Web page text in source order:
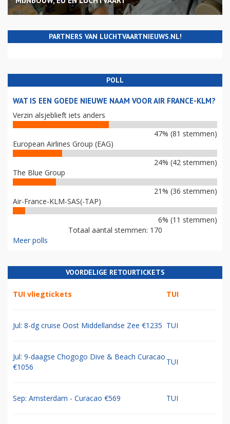
PARTNERS VAN LUCHTVAARTNIEUWS.NL!
POLL
WAT IS EEN GOEDE NIEUWE NAAM VOOR AIR FRANCE-KLM?
Verzin alsjeblieft iets anders
47% (81 stemmen)
European Airlines Group (EAG)
24% (42 stemmen)
The Blue Group
21% (36 stemmen)
Air-France-KLM-SAS(-TAP)
6% (11 stemmen)
Totaal aantal stemmen: 170
Meer polls
VOORDELIGE RETOURTICKETS
TUI vliegtickets TUI
Jul: 8-dg cruise Oost Middellandse Zee €1235 TUI
Jul: 9-daagse Chogogo Dive & Beach Curacao
€1056
TUI
Sep: Amsterdam - Curacao €569 TUI